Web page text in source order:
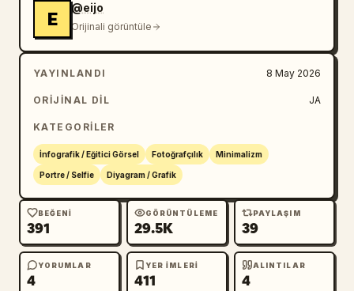
E
@eijo
Orijinali görüntüle
YAYINLANDI 8 May 2026
ORIJINAL DIL JA
KATEGORILER
İnfografik / Eğitici Görsel Fotoğrafçılık Minimalizm
Portre / Selfie Diyagram / Grafik
BEĞENI
391
GÖRÜNTÜLEME
29.5K
PAYLAŞIM
39
YORUMLAR
4
YER IMLERI
411
ALINTILAR
4